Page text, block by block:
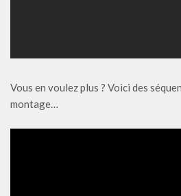
Vous en voulez plus ? Voici des
montage…